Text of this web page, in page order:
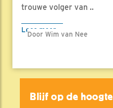
trouwe volger van ..
Lees meer
Door Wim van Nee
Blijf op de hoogte